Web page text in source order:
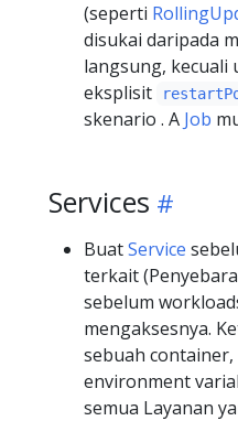
(seperti
disukai daripada
langsung, kecuali
eksplisit
skenario . A Job
Services
BuatService
terkait
sebelum
mengaksesnya.
sebuah
environment
semua Layanan